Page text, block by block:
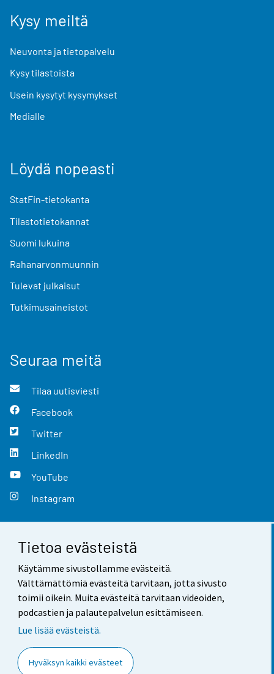
Tietoa evästeistä
Käytämme sivustollamme evästeitä.
Välttämättömiä evästeitä tarvitaan, jotta sivusto
toimii oikein. Muita evästeitä tarvitaan videoiden,
podcastien ja palautepalvelun esittämiseen.
Lue lisää evästeistä.
Hyväksyn kaikki evästeet
Kysy meiltä
Neuvonta ja tietopalvelu
Kysy tilastoista
Usein kysytyt kysymykset
Medialle
Löydä nopeasti
StatFin-tietokanta
Tilastotietokannat
Suomi lukuina
Rahanarvonmuunnin
Tulevat julkaisut
Tutkimusaineistot
Seuraa meitä
Tilaa uutisviesti
Facebook
Twitter
LinkedIn
YouTube
Instagram
Yhteystiedot
Palaute
Käyttöehdot
Saavutettavuus